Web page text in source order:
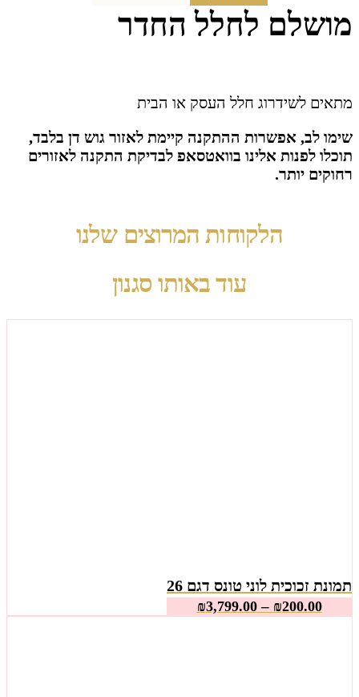
מושלם לחלל החדר
מתאים לשידרוג חלל העסק או הבית
שימו לב, אפשרות ההתקנה קיימת לאזור גוש דן בלבד,
תוכלו לפנות אלינו בוואטסאפ לבדיקת התקנה לאזורים
רחוקים יותר.
הלקוחות המרוצים שלנו
עוד באותו סגנון
תמונת זכוכית לוני טונס דגם 26
₪200.00
–
₪3,799.00